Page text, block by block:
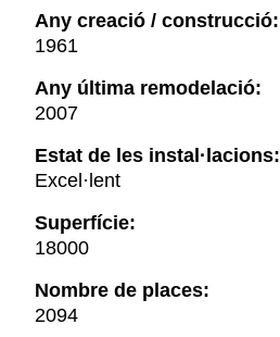
Any creació / construcció:
1961
Any última remodelació:
2007
Estat de les instal·lacions:
Excel·lent
Superfície:
18000
Nombre de places:
2094